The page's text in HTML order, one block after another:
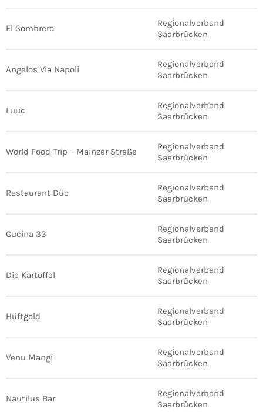
El Sombrero
Regionalverband
Saarbrücken
Angelos Via Napoli
Regionalverband
Saarbrücken
Luuc
Regionalverband
Saarbrücken
World Food Trip – Mainzer Straße
Regionalverband
Saarbrücken
Restaurant Düc
Regionalverband
Saarbrücken
Cucina 33
Regionalverband
Saarbrücken
Die Kartoffel
Regionalverband
Saarbrücken
Hüftgold
Regionalverband
Saarbrücken
Venu Mangi
Regionalverband
Saarbrücken
Nautilus Bar
Regionalverband
Saarbrücken